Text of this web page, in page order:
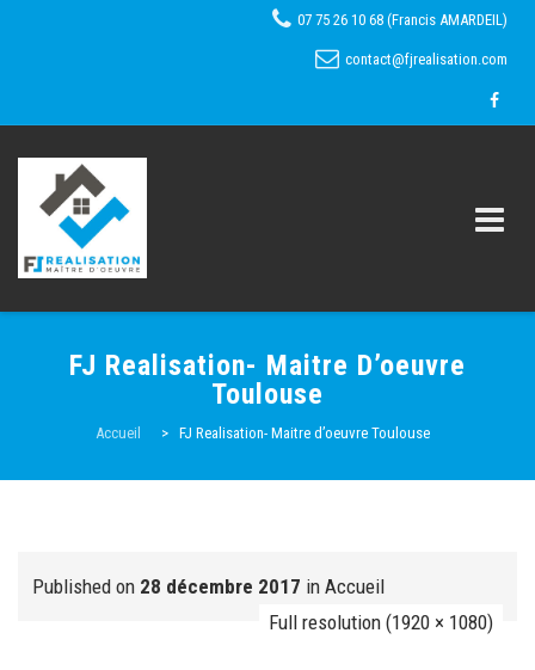
07 75 26 10 68 (Francis AMARDEIL)
contact@fjrealisation.com
FJ Realisation- Maitre D’oeuvre
Toulouse
Accueil > FJ Realisation- Maitre d’oeuvre Toulouse
Published on 28 décembre 2017 in Accueil
Full resolution (1920 × 1080)